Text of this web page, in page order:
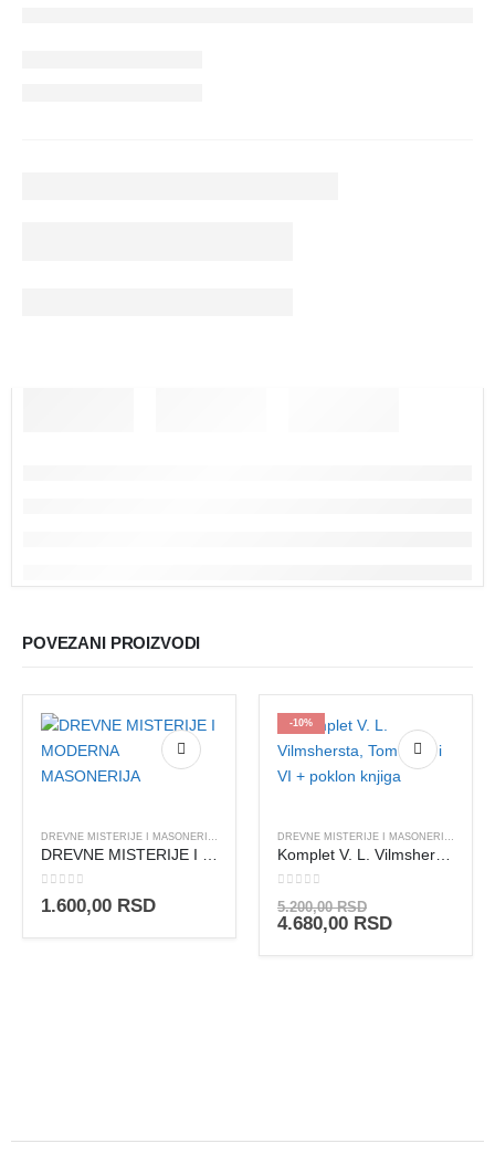
POVEZANI PROIZVODI
FILOZOFIJA I TEOZOFIJA,IZDANJA PALEJA
0 out of 5
1.600,00 RSD
-10%
5.200,00RSD
cena
bila:
4.680,00 RSDTrenutna
je: